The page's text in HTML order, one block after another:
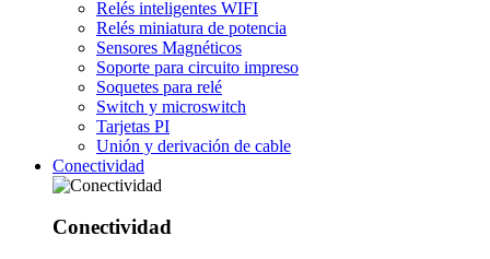
Relés inteligentes WIFI
Relés miniatura de potencia
Sensores Magnéticos
Soporte para circuito impreso
Soquetes para relé
Switch y microswitch
Tarjetas PI
Unión y derivación de cable
Conectividad
Conectividad